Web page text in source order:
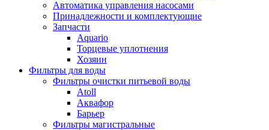
Автоматика управления насосами
Принадлежности и комплектующие
Запчасти
Aquario
Торцевые уплотнения
Хозяин
Фильтры для воды
Фильтры очистки питьевой воды
Atoll
Аквафор
Барьер
Фильтры магистральные